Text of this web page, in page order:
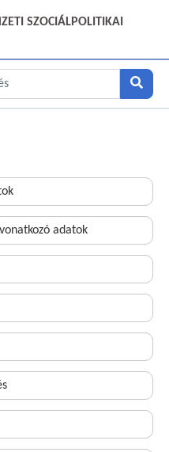
SZOCIÁLPOLITIKAI
adatok